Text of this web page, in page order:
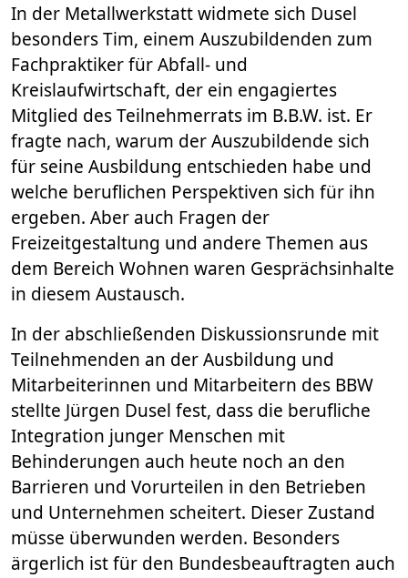
In der Metallwerkstatt widmete sich Dusel
besonders Tim, einem Auszubildenden zum
Fachpraktiker für Abfall- und
Kreislaufwirtschaft, der ein engagiertes
Mitglied des Teilnehmerrats im B.B.W. ist. Er
fragte nach, warum der Auszubildende sich
für seine Ausbildung entschieden habe und
welche beruflichen Perspektiven sich für ihn
ergeben. Aber auch Fragen der
Freizeitgestaltung und andere Themen aus
dem Bereich Wohnen waren Gesprächsinhalte
in diesem Austausch.
In der abschließenden Diskussionsrunde mit
Teilnehmenden an der Ausbildung und
Mitarbeiterinnen und Mitarbeitern des BBW
stellte Jürgen Dusel fest, dass die berufliche
Integration junger Menschen mit
Behinderungen auch heute noch an den
Barrieren und Vorurteilen in den Betrieben
und Unternehmen scheitert. Dieser Zustand
müsse überwunden werden. Besonders
ärgerlich ist für den Bundesbeauftragten auch